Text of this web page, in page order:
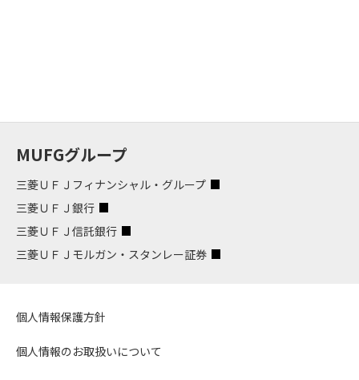
MUFGグループ
三菱ＵＦＪフィナンシャル・グループ
三菱ＵＦＪ銀行
三菱ＵＦＪ信託銀行
三菱ＵＦＪモルガン・スタンレー証券
個人情報保護方針
個人情報のお取扱いについて